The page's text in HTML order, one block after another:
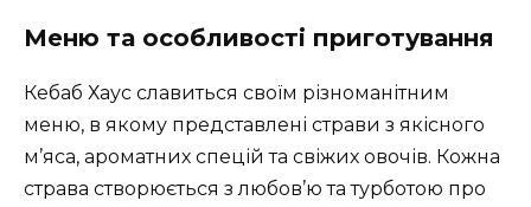
Меню та особливості приготування
Кебаб Хаус славиться своїм різноманітним
меню, в якому представлені страви з якісного
м’яса, ароматних спецій та свіжих овочів. Кожна
страва створюється з любов’ю та турботою про